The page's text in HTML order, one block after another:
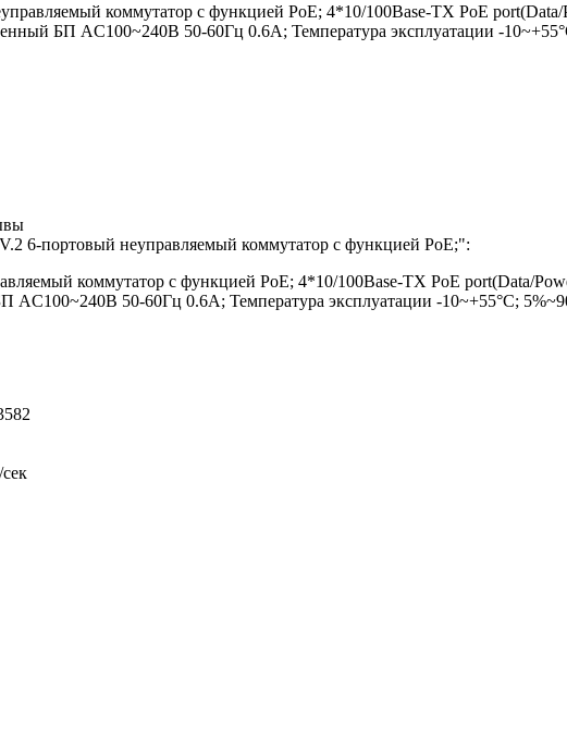
коммутатор с функцией PoE; 4*10/100Base-TX PoE
БП AC100~240В 50-60Гц 0.6A; Температура эксплуатации -
6-портовый неуправляемый коммутатор с функцией PoE;":
коммутатор с функцией PoE; 4*10/100Base-TX PoE port(Data/
50-60Гц 0.6A; Температура эксплуатации -10~+55°C;